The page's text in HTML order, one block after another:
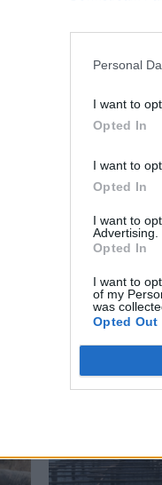
Personal
I want to
Opted In
I want to
Opted In
I want to
Advertising.
Opted In
I want to
of my
was
Opted Out
acull la Jornada sobre